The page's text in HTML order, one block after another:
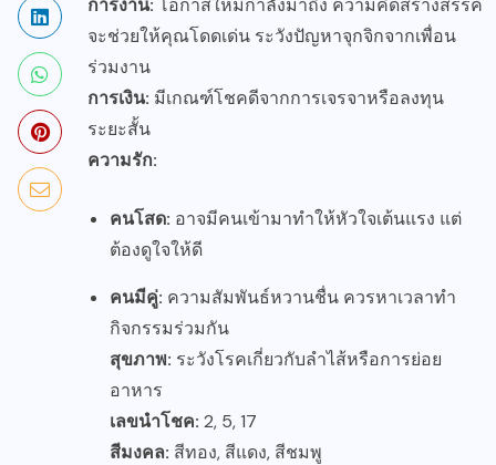
จะช่วยให้คุณโดดเด่น ระวังปัญหาจุกจิกจากเพื่อน
ร่วมงาน
การเงิน: มีเกณฑ์โชคดีจากการเจรจาหรือลงทุน
ระยะสั้น
ความรัก:
คนโสด: อาจมีคนเข้ามาทำให้หัวใจเต้นแรง แต่
ต้องดูใจให้ดี
คนมีคู่: ความสัมพันธ์หวานชื่น ควรหาเวลาทำ
กิจกรรมร่วมกัน
สุขภาพ: ระวังโรคเกี่ยวกับลำไส้หรือการย่อย
อาหาร
เลขนำโชค: 2, 5, 17
สีมงคล: สีทอง, สีแดง, สีชมพู